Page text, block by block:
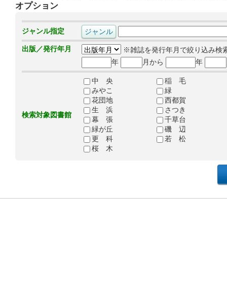
オプション
ジャンル指定
出版／発行年月
※雑誌を発行年月で絞り込み検
年
月から 年
検索対象図書館
中 央
稲 毛
みやこ
緑
花団地
西都賀
生 浜
さつき
幕 張
千草台
緑が丘
磯 辺
更 科
若 松
桜 木